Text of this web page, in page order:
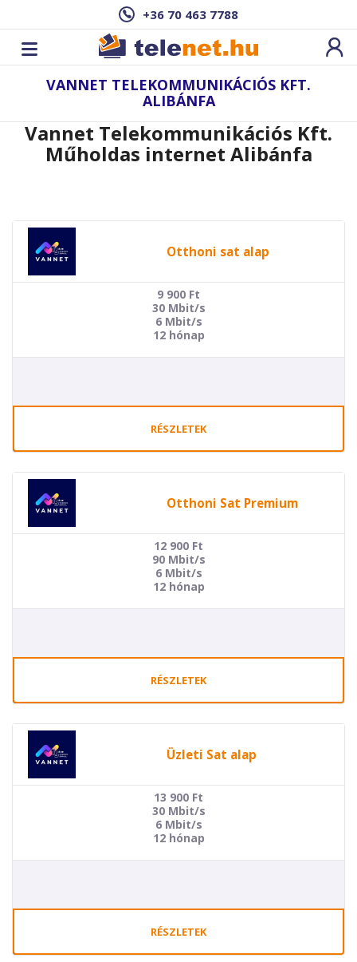
+36 70 463 7788
VANNET TELEKOMMUNIKÁCIÓS KFT.
ALIBÁNFA
Vannet Telekommunikációs Kft.
Műholdas internet Alibánfa
Otthoni sat alap
9 900 Ft
30 Mbit/s
6 Mbit/s
12 hónap
RÉSZLETEK
Otthoni Sat Premium
12 900 Ft
90 Mbit/s
6 Mbit/s
12 hónap
RÉSZLETEK
Üzleti Sat alap
13 900 Ft
30 Mbit/s
6 Mbit/s
12 hónap
RÉSZLETEK